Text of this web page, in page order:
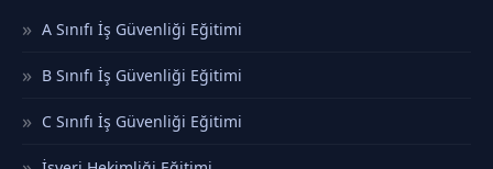
A Sınıfı İş Güvenliği Eğitimi
B Sınıfı İş Güvenliği Eğitimi
C Sınıfı İş Güvenliği Eğitimi